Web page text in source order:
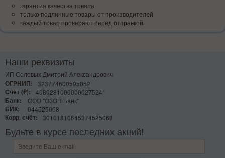
гарантия качества товара
только подлинные товары от производителей
каждый товар проверяют перед отправкой
Наши реквизиты
ИП Соловых Дмитрий Александрович
ОГРНИП:
323774600595052
Счёт (₽):
40802810000000275241
Банк:
ООО "ОЗОН Банк"
БИК:
044525068
Корр. счёт:
30101810645374525068
Будьте в курсе последних акций!